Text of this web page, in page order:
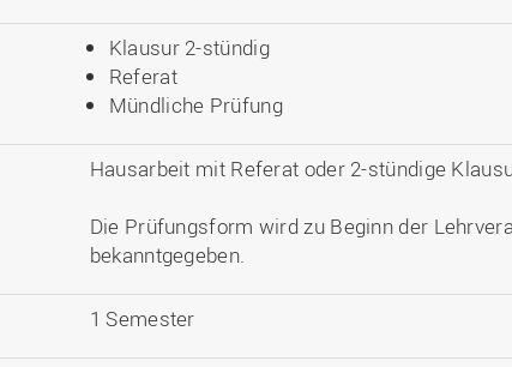
Klausur 2-stündig
Referat
Mündliche Prüfung
Hausarbeit mit Referat oder 2-stündige
Die Prüfungsform wird zu Beginn der
bekanntgegeben.
1 Semester